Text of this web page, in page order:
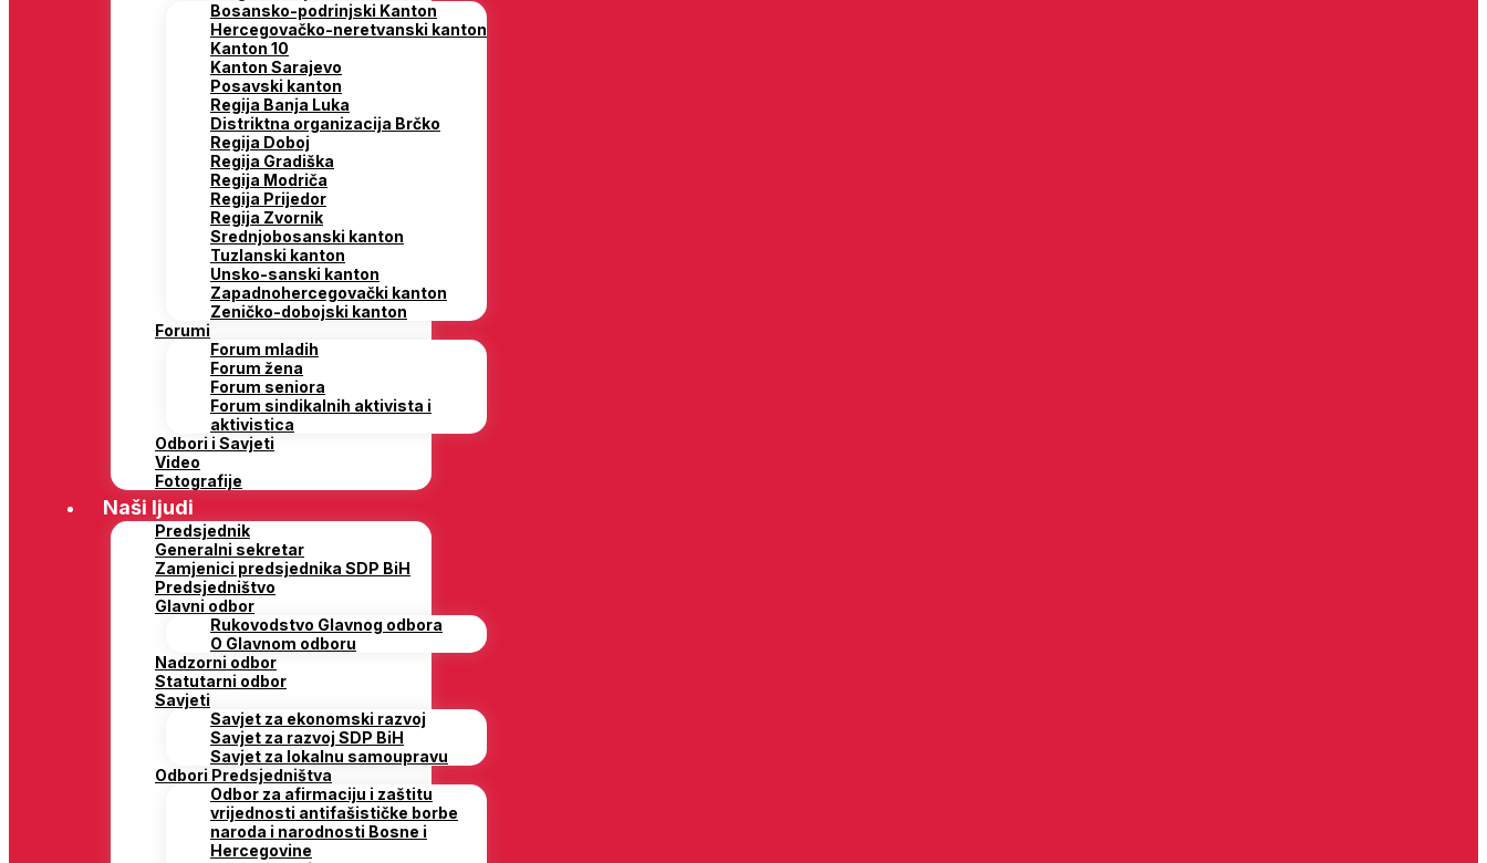
Bosansko-podrinjski Kanton
Hercegovačko-neretvanski kanton
Kanton 10
Kanton Sarajevo
Posavski kanton
Regija Banja Luka
Distriktna organizacija Brčko
Regija Doboj
Regija Gradiška
Regija Modriča
Regija Prijedor
Regija Zvornik
Srednjobosanski kanton
Tuzlanski kanton
Unsko-sanski kanton
Zapadnohercegovački kanton
Zeničko-dobojski kanton
Forumi
Forum mladih
Forum žena
Forum seniora
Forum sindikalnih aktivista i
aktivistica
Odbori i Savjeti
Video
Fotografije
Naši ljudi
Predsjednik
Generalni sekretar
Zamjenici predsjednika SDP BiH
Predsjedništvo
Glavni odbor
Rukovodstvo Glavnog odbora
O Glavnom odboru
Nadzorni odbor
Statutarni odbor
Savjeti
Savjet za ekonomski razvoj
Savjet za razvoj SDP BiH
Savjet za lokalnu samoupravu
Odbori Predsjedništva
Odbor za afirmaciju i zaštitu
vrijednosti antifašističke borbe
naroda i narodnosti Bosne i
Hercegovine